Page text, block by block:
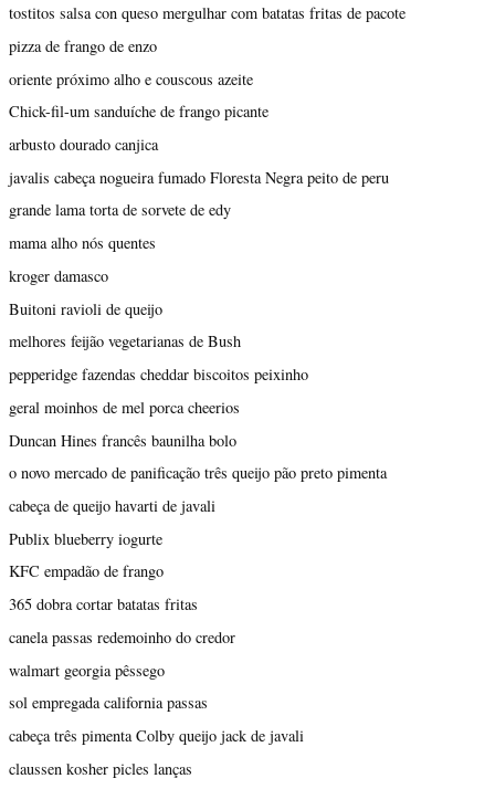
tostitos salsa con queso mergulhar com batatas fritas de pacote
pizza de frango de enzo
oriente próximo alho e couscous azeite
Chick-fil-um sanduíche de frango picante
arbusto dourado canjica
javalis cabeça nogueira fumado Floresta Negra peito de peru
grande lama torta de sorvete de edy
mama alho nós quentes
kroger damasco
Buitoni ravioli de queijo
melhores feijão vegetarianas de Bush
pepperidge fazendas cheddar biscoitos peixinho
geral moinhos de mel porca cheerios
Duncan Hines francês baunilha bolo
o novo mercado de panificação três queijo pão preto pimenta
cabeça de queijo havarti de javali
Publix blueberry iogurte
KFC empadão de frango
365 dobra cortar batatas fritas
canela passas redemoinho do credor
walmart georgia pêssego
sol empregada california passas
cabeça três pimenta Colby queijo jack de javali
claussen kosher picles lanças